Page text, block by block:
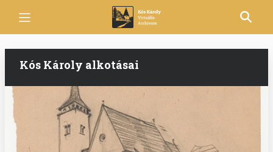
Kós Károly alkotásai